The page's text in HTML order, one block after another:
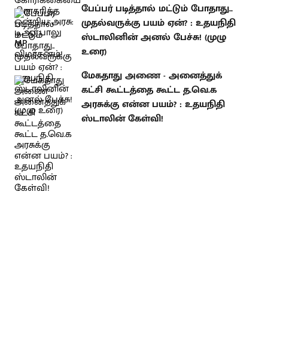
பேப்பர் படித்தால் மட்டும் போதாது..
முதல்வருக்கு பயம் ஏன்? : உதயநிதி
ஸ்டாலினின் அனல் பேச்சு! (முழு
உரை)
மேகதாது அணை - அனைத்துக்
கட்சி கூட்டத்தை கூட்ட த.வெ.க
அரசுக்கு என்ன பயம்? : உதயநிதி
ஸ்டாலின் கேள்வி!